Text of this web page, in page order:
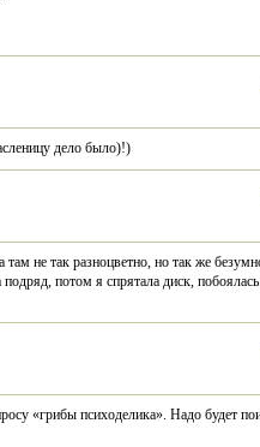
дело было)!)
не так разноцветно, но так же
потом я спрятала диск,
«грибы психоделика». Надо будет